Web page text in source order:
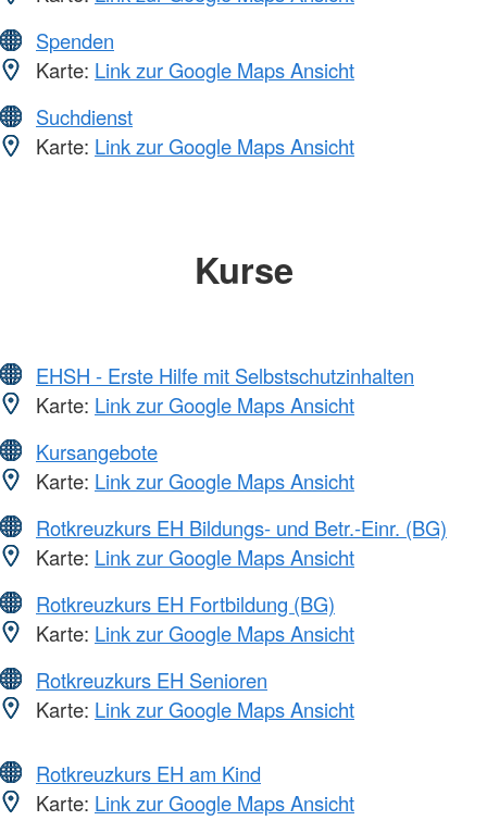
Spenden
Karte: Link zur Google Maps Ansicht
Suchdienst
Karte: Link zur Google Maps Ansicht
Kurse
EHSH - Erste Hilfe mit Selbstschutzinhalten
Karte: Link zur Google Maps Ansicht
Kursangebote
Karte: Link zur Google Maps Ansicht
Rotkreuzkurs EH Bildungs- und Betr.-Einr. (BG)
Karte: Link zur Google Maps Ansicht
Rotkreuzkurs EH Fortbildung (BG)
Karte: Link zur Google Maps Ansicht
Rotkreuzkurs EH Senioren
Karte: Link zur Google Maps Ansicht
Rotkreuzkurs EH am Kind
Karte: Link zur Google Maps Ansicht